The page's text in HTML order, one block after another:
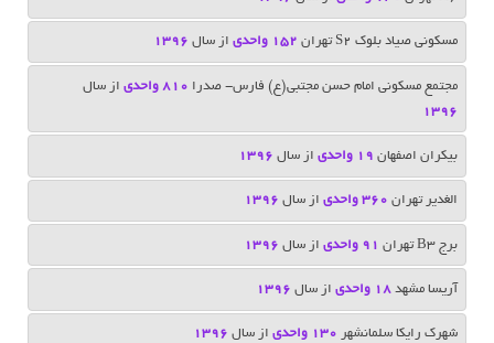
مسکونی صیاد بلوک S2 تهران 152 واحدی از سال 1396
مجتمع مسکونی امام حسن مجتبی(ع) فارس- صدرا 810 واحدی
از سال
1396
بیکران اصفهان 19 واحدی از سال 1396
الغدیر تهران 360 واحدی از سال 1396
برج B3 تهران 91 واحدی از سال 1396
آریسا مشهد 18 واحدی از سال 1396
شهرک رایکا سلمانشهر 130 واحدی از سال 1396